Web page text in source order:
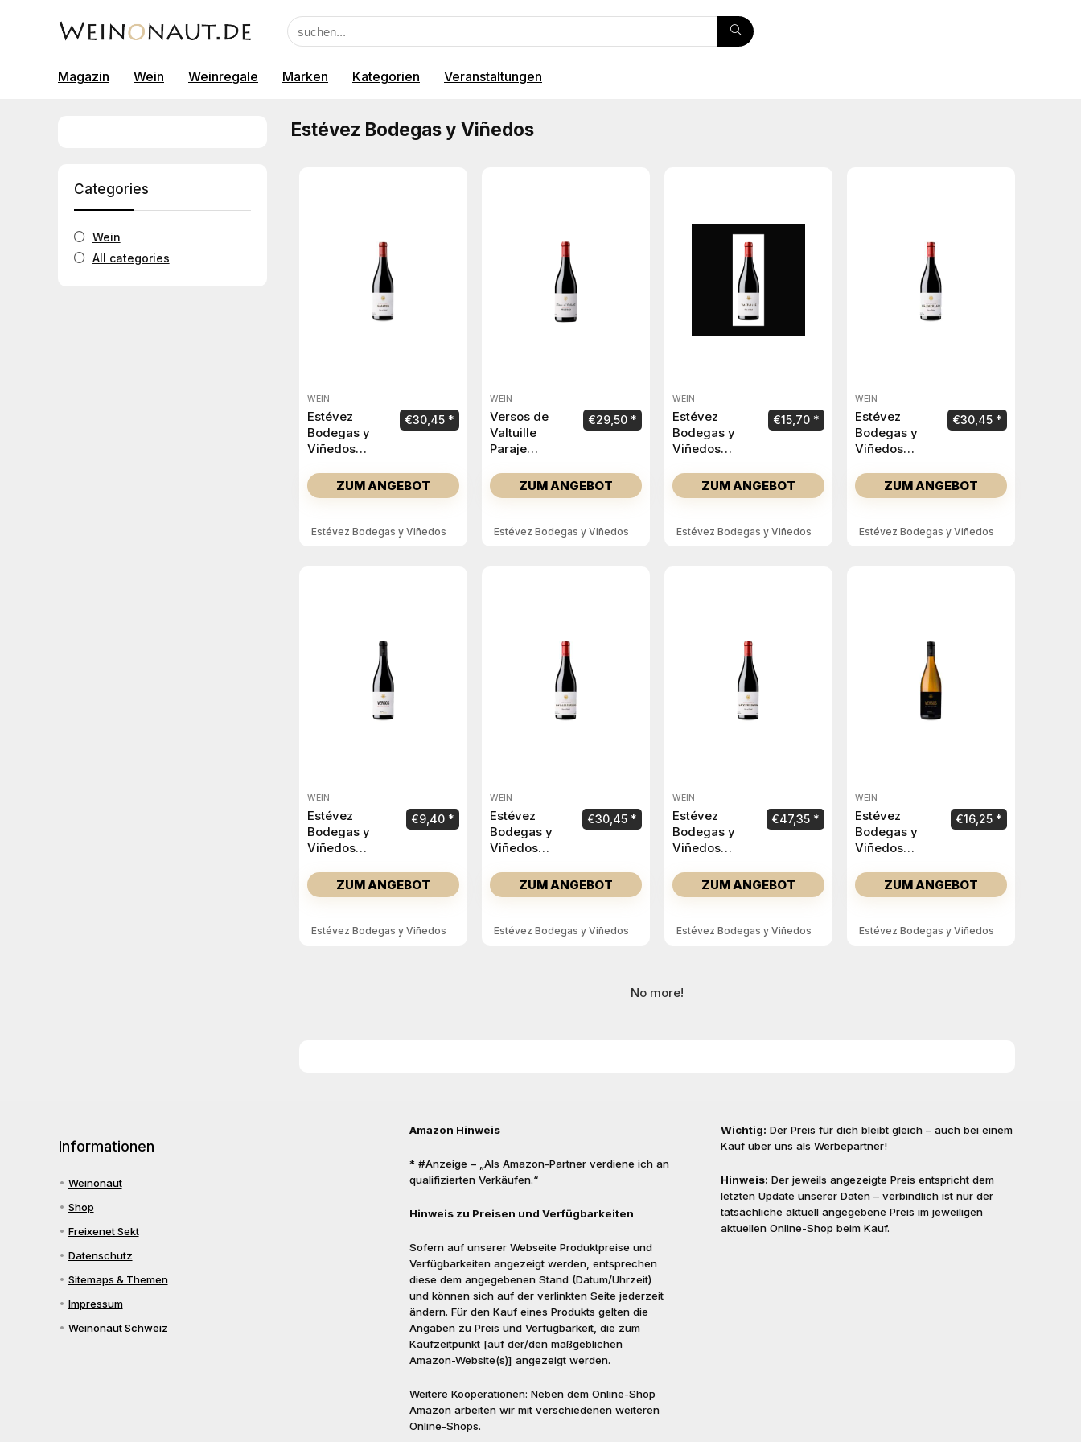
Magazin Wein Weinregale Marken Kategorien Veranstaltungen
Estévez Bodegas y Viñedos
Categories
Wein
All categories
WEIN
Estévez
Bodegas y
Viñedos
Casares
2024
€30,45
ZUM ANGEBOT
Estévez Bodegas y Viñedos
WEIN
Versos de
Valtuille
Paraje
€29,50
ZUM ANGEBOT
Estévez Bodegas y Viñedos
WEIN
Estévez
Bodegas y
Viñedos
Valtuille Vino
de Villa 2023
€15,70
ZUM ANGEBOT
Estévez Bodegas y Viñedos
WEIN
Estévez
Bodegas y
Viñedos
Rapolao 2022
€30,45
ZUM ANGEBOT
Estévez Bodegas y Viñedos
WEIN
Estévez
Bodegas y
Viñedos
Valtuille
Mencía 2024
€9,40
ZUM ANGEBOT
Estévez Bodegas y Viñedos
WEIN
Estévez
Bodegas y
Viñedos
los Pardos
2022
€30,45
ZUM ANGEBOT
Estévez Bodegas y Viñedos
WEIN
Estévez
Bodegas y
Viñedos
Vitoriana
2022
€47,35
ZUM ANGEBOT
Estévez Bodegas y Viñedos
WEIN
Estévez
Bodegas y
Viñedos
Valtuille
Godello 2024
€16,25
ZUM ANGEBOT
Estévez Bodegas y Viñedos
No more!
Informationen
Weinonaut
Shop
Freixenet Sekt
Datenschutz
Sitemaps & Themen
Impressum
Weinonaut Schweiz
Amazon Hinweis
* #Anzeige – „Als Amazon-Partner verdiene ich an
qualifizierten Verkäufen.“
Hinweis zu Preisen und Verfügbarkeiten
Sofern auf unserer Webseite Produktpreise und
Verfügbarkeiten angezeigt werden, entsprechen
diese dem angegebenen Stand (Datum/Uhrzeit)
und können sich auf der verlinkten Seite jederzeit
ändern. Für den Kauf eines Produkts gelten die
Angaben zu Preis und Verfügbarkeit, die zum
Kaufzeitpunkt [auf der/den maßgeblichen
Amazon-Website(s)] angezeigt werden.
Weitere Kooperationen: Neben dem Online-Shop
Amazon arbeiten wir mit verschiedenen weiteren
Online-Shops.
Wichtig: Der Preis für dich bleibt gleich – auch bei einem
Kauf über uns als Werbepartner!
Hinweis: Der jeweils angezeigte Preis entspricht dem
letzten Update unserer Daten – verbindlich ist nur der
tatsächliche aktuell angegebene Preis im jeweiligen
aktuellen Online-Shop beim Kauf.